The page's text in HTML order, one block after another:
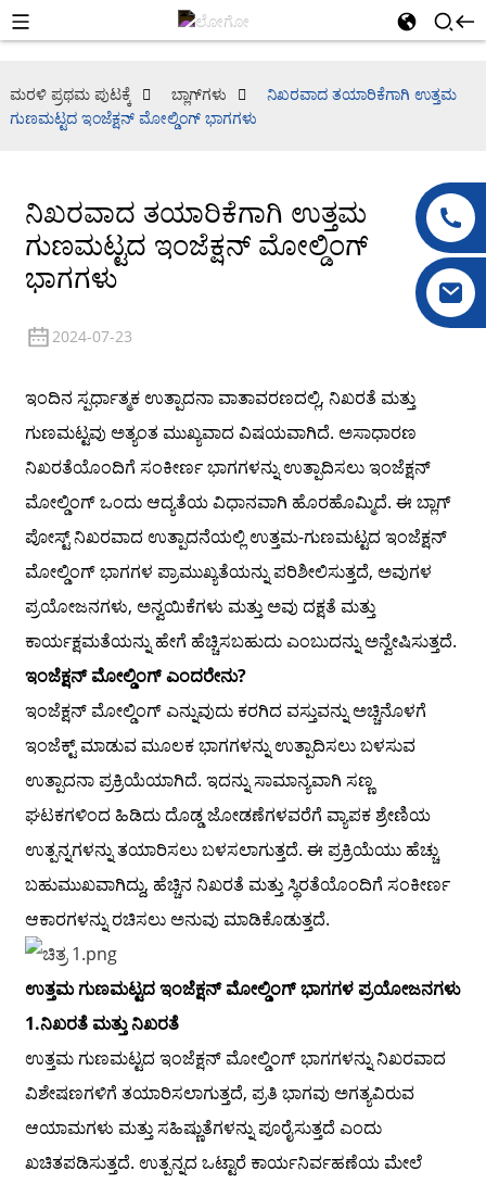
ಮರಳಿ ಪ್ರಥಮ ಪುಟಕ್ಕೆ ಬ್ಲಾಗ್‌ಗಳು
ನಿಖರವಾದ ತಯಾರಿಕೆಗಾಗಿ ಉತ್ತಮ
ಗುಣಮಟ್ಟದ ಇಂಜೆಕ್ಷನ್ ಮೋಲ್ಡಿಂಗ್ ಭಾಗಗಳು
ನಿಖರವಾದ ತಯಾರಿಕೆಗಾಗಿ ಉತ್ತಮ
ಗುಣಮಟ್ಟದ ಇಂಜೆಕ್ಷನ್ ಮೋಲ್ಡಿಂಗ್
ಭಾಗಗಳು
2024-07-23
ಇಂದಿನ ಸ್ಪರ್ಧಾತ್ಮಕ ಉತ್ಪಾದನಾ ವಾತಾವರಣದಲ್ಲಿ, ನಿಖರತೆ ಮತ್ತು
ಗುಣಮಟ್ಟವು ಅತ್ಯಂತ ಮುಖ್ಯವಾದ ವಿಷಯವಾಗಿದೆ. ಅಸಾಧಾರಣ
ನಿಖರತೆಯೊಂದಿಗೆ ಸಂಕೀರ್ಣ ಭಾಗಗಳನ್ನು ಉತ್ಪಾದಿಸಲು ಇಂಜೆಕ್ಷನ್
ಮೋಲ್ಡಿಂಗ್ ಒಂದು ಆದ್ಯತೆಯ ವಿಧಾನವಾಗಿ ಹೊರಹೊಮ್ಮಿದೆ. ಈ ಬ್ಲಾಗ್
ಪೋಸ್ಟ್ ನಿಖರವಾದ ಉತ್ಪಾದನೆಯಲ್ಲಿ ಉತ್ತಮ-ಗುಣಮಟ್ಟದ ಇಂಜೆಕ್ಷನ್
ಮೋಲ್ಡಿಂಗ್ ಭಾಗಗಳ ಪ್ರಾಮುಖ್ಯತೆಯನ್ನು ಪರಿಶೀಲಿಸುತ್ತದೆ, ಅವುಗಳ
ಪ್ರಯೋಜನಗಳು, ಅನ್ವಯಿಕೆಗಳು ಮತ್ತು ಅವು ದಕ್ಷತೆ ಮತ್ತು
ಕಾರ್ಯಕ್ಷಮತೆಯನ್ನು ಹೇಗೆ ಹೆಚ್ಚಿಸಬಹುದು ಎಂಬುದನ್ನು ಅನ್ವೇಷಿಸುತ್ತದೆ.
ಇಂಜೆಕ್ಷನ್ ಮೋಲ್ಡಿಂಗ್ ಎಂದರೇನು?
ಇಂಜೆಕ್ಷನ್ ಮೋಲ್ಡಿಂಗ್ ಎನ್ನುವುದು ಕರಗಿದ ವಸ್ತುವನ್ನು ಅಚ್ಚಿನೊಳಗೆ
ಇಂಜೆಕ್ಟ್ ಮಾಡುವ ಮೂಲಕ ಭಾಗಗಳನ್ನು ಉತ್ಪಾದಿಸಲು ಬಳಸುವ
ಉತ್ಪಾದನಾ ಪ್ರಕ್ರಿಯೆಯಾಗಿದೆ. ಇದನ್ನು ಸಾಮಾನ್ಯವಾಗಿ ಸಣ್ಣ
ಘಟಕಗಳಿಂದ ಹಿಡಿದು ದೊಡ್ಡ ಜೋಡಣೆಗಳವರೆಗೆ ವ್ಯಾಪಕ ಶ್ರೇಣಿಯ
ಉತ್ಪನ್ನಗಳನ್ನು ತಯಾರಿಸಲು ಬಳಸಲಾಗುತ್ತದೆ. ಈ ಪ್ರಕ್ರಿಯೆಯು ಹೆಚ್ಚು
ಬಹುಮುಖವಾಗಿದ್ದು, ಹೆಚ್ಚಿನ ನಿಖರತೆ ಮತ್ತು ಸ್ಥಿರತೆಯೊಂದಿಗೆ ಸಂಕೀರ್ಣ
ಆಕಾರಗಳನ್ನು ರಚಿಸಲು ಅನುವು ಮಾಡಿಕೊಡುತ್ತದೆ.
ಉತ್ತಮ ಗುಣಮಟ್ಟದ ಇಂಜೆಕ್ಷನ್ ಮೋಲ್ಡಿಂಗ್ ಭಾಗಗಳ ಪ್ರಯೋಜನಗಳು
1.ನಿಖರತೆ ಮತ್ತು ನಿಖರತೆ
ಉತ್ತಮ ಗುಣಮಟ್ಟದ ಇಂಜೆಕ್ಷನ್ ಮೋಲ್ಡಿಂಗ್ ಭಾಗಗಳನ್ನು ನಿಖರವಾದ
ವಿಶೇಷಣಗಳಿಗೆ ತಯಾರಿಸಲಾಗುತ್ತದೆ, ಪ್ರತಿ ಭಾಗವು ಅಗತ್ಯವಿರುವ
ಆಯಾಮಗಳು ಮತ್ತು ಸಹಿಷ್ಣುತೆಗಳನ್ನು ಪೂರೈಸುತ್ತದೆ ಎಂದು
ಖಚಿತಪಡಿಸುತ್ತದೆ. ಉತ್ಪನ್ನದ ಒಟ್ಟಾರೆ ಕಾರ್ಯನಿರ್ವಹಣೆಯ ಮೇಲೆ